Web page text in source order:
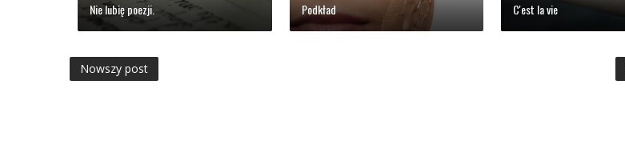
Nie lubię poezji. Podkład C'est la vie
Nowszy post